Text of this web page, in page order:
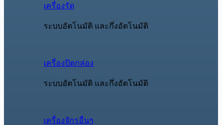
เครื่องรัด
ระบบอัตโนมัติ และกึ่งอัตโนมัติ
เครื่องปิดกล่อง
ระบบอัตโนมัติ และกึ่งอัตโนมัติ
เครื่องจักรอื่นๆ